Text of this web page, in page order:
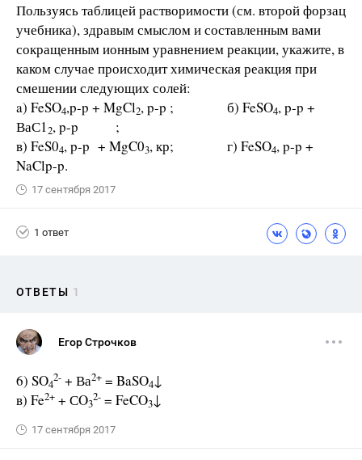
Пользуясь таблицей растворимости (см. второй форзац
учебника), здравым смыслом и составленным вами
сокращенным ионным уравнением реакции, укажите, в
каком случае происходит химическая реакция при
смешении следующих солей:
a) FeSO4,p-p + MgCl2, p-p ; б) FeSO4, p-p +
ВаС12, p-p ;
в) FeS04, p-p + MgC03, кр; г) FeSO4, p-p +
NaClp-p.
17 сентября 2017
1 ответ
ОТВЕТЫ 1
Егор Строчков
6) SO4
2- + Ва2+ = BaSO4↓
в) Fe2+ + СO3
2- = FeCO3↓
17 сентября 2017